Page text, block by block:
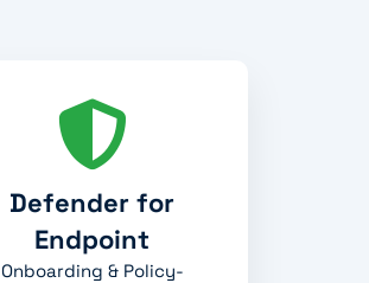
Defender for
Endpoint
Onboarding & Policy-